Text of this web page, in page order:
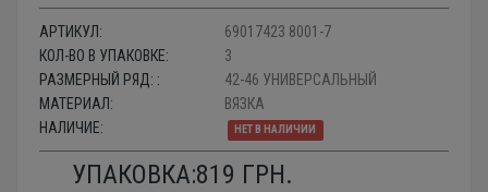
АРТИКУЛ:
69017423 8001-7
КОЛ-ВО В УПАКОВКЕ:
3
РАЗМЕРНЫЙ РЯД: :
42-46 УНИВЕРСАЛЬНЫЙ
МАТЕРИАЛ:
ВЯЗКА
НАЛИЧИЕ:
НЕТ В НАЛИЧИИ
УПАКОВКА:819 ГРН.